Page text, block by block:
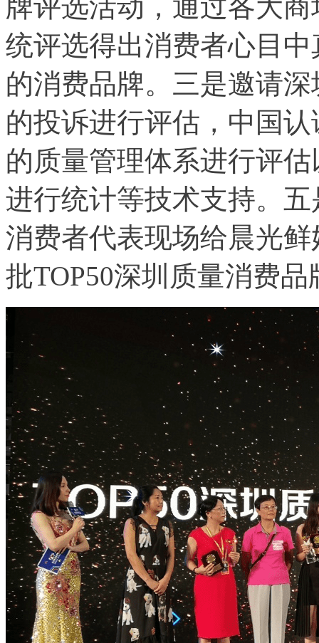
牌评选活动，通过各大
统评选得出消费者心目
的消费品牌。三是邀请
的投诉进行评估，中国
的质量管理体系进行评
进行统计等技术支持。
消费者代表现场给晨光
批TOP50深圳质量消费